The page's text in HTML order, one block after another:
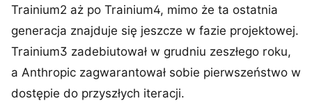
Trainium2 aż po Trainium4, mimo że ta ostatnia
generacja znajduje się jeszcze w fazie projektowej.
Trainium3 zadebiutował w grudniu zeszłego roku,
a Anthropic zagwarantował sobie pierwszeństwo w
dostępie do przyszłych iteracji.